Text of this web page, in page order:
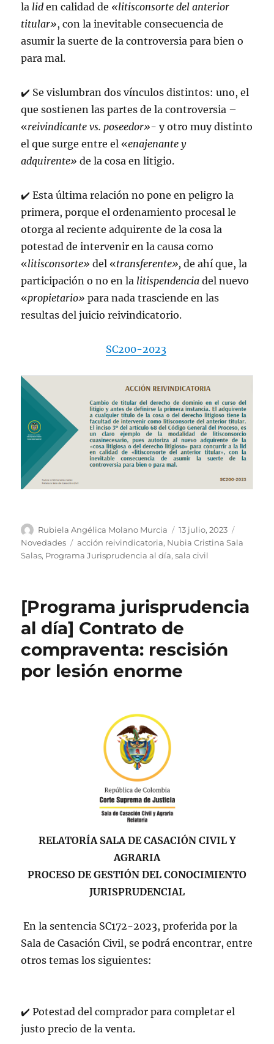
la lid en calidad de «litisconsorte del anterior
titular», con la inevitable consecuencia de
asumir la suerte de la controversia para bien o
para mal.
✔️ Se vislumbran dos vínculos distintos: uno, el
que sostienen las partes de la controversia –
«reivindicante vs. poseedor»- y otro muy distinto
el que surge entre el «enajenante y
adquirente» de la cosa en litigio.
✔️Esta última relación no pone en peligro la
primera, porque el ordenamiento procesal le
otorga al reciente adquirente de la cosa la
potestad de intervenir en la causa como
«litisconsorte» del «transferente», de ahí que, la
participación o no en la litispendencia del nuevo
«propietario» para nada trasciende en las
resultas del juicio reivindicatorio.
SC200-2023
Autor
Rubiela Angélica Molano Murcia
Publicado
el
13 julio, 2023
Novedades
Etiquetas
acción reivindicatoria, Nubia Cristina Sala
Salas, Programa Jurisprudencia al día,sala civil
[Programa jurisprudencia
al día] Contrato de
compraventa: rescisión
por lesión enorme
RELATORÍA SALA DE CASACIÓN CIVIL Y
AGRARIA
PROCESO DE GESTIÓN DEL CONOCIMIENTO
JURISPRUDENCIAL
En la sentencia SC172-2023, proferida por la
Sala de Casación Civil, se podrá encontrar, entre
otros temas los siguientes:
✔ ️Potestad del comprador para completar el
justo precio de la venta.